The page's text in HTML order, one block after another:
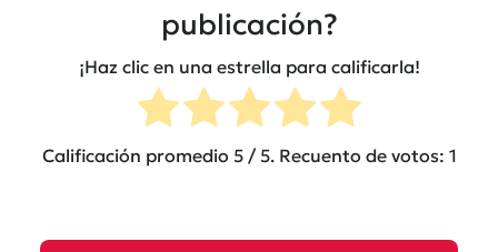
publicación?
¡Haz clic en una estrella para calificarla!
Calificación promedio 5/ 5. Recuento de votos: 1